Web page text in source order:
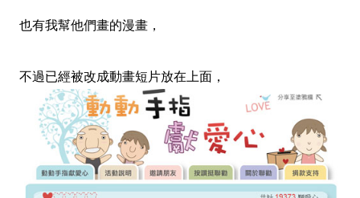
也有我幫他們畫的漫畫 ，
不過已經被改成動畫短片放在上面 ，